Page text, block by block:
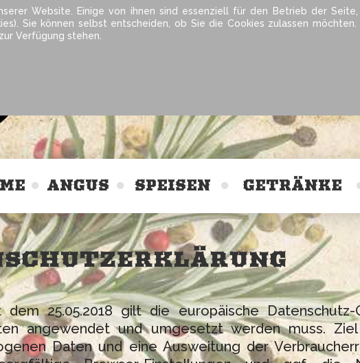
ANGUS SPEISEN GETRÄNKE
25.05.2018 gilt die europäische Datenschutz-
angewendet und umgesetzt werden muss.
Daten und eine Ausweitung der
Website. Einige von ihnen sind essenziell für den Betrieb der
Sie können selbst entscheiden, ob Sie die Cookies zulassen
Verfügung stehen.